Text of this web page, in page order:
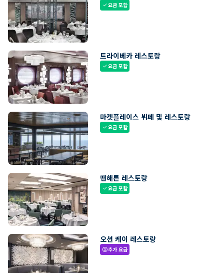
check요금 포함
트라이베카 레스토랑
check요금 포함
마켓플레이스 뷔페 및 레스토랑
check요금 포함
맨해튼 레스토랑
check요금 포함
오션 케이 레스토랑
paid추가 요금